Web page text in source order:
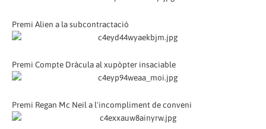
Premi Alien a la subcontractació
Premi Compte Dràcula al xupòpter insaciable
Premi Regan Mc Neil a l'incompliment de conveni